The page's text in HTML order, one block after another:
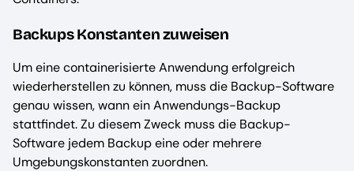
Backups Konstanten zuweisen
Um eine containerisierte Anwendung erfolgreich
wiederherstellen zu können, muss die Backup-Software
genau wissen, wann ein Anwendungs-Backup
stattfindet. Zu diesem Zweck muss die Backup-
Software jedem Backup eine oder mehrere
Umgebungskonstanten zuordnen.